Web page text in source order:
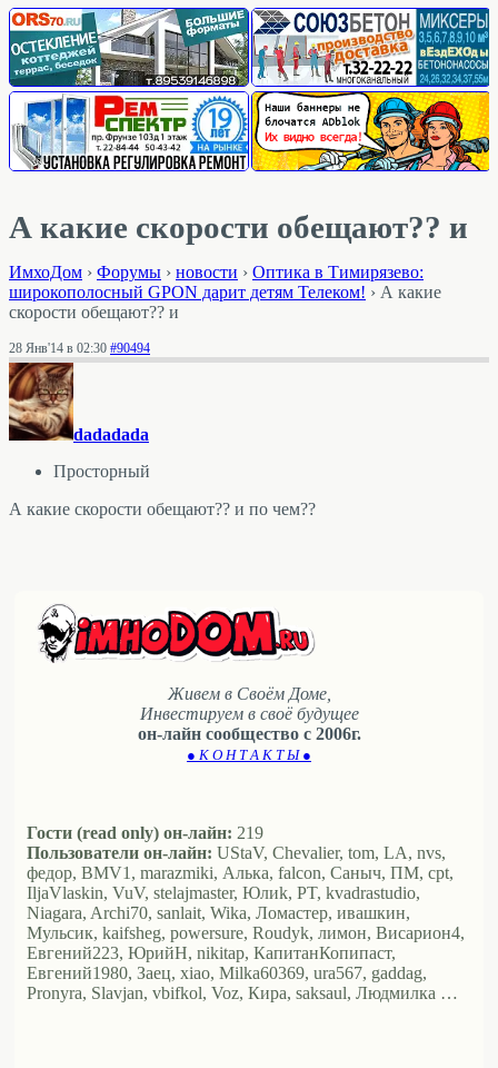
А какие скорости обещают?? и
ИмхоДом › Форумы › новости › Оптика в Тимирязево:
широкополосный GPON дарит детям Телеком! › А какие
скорости обещают?? и
28 Янв'14 в 02:30 #90494
dadadada
Просторный
А какие скорости обещают?? и по чем??
Живем в Своём Доме,
Инвестируем в своё будущее
он-лайн сообщество с 2006г.
● К О Н Т А К Т Ы ●
Гости (read only) он-лайн: 219
Пользователи он-лайн: UStaV, Chevalier, tom, LA, nvs,
федор, BMV1, marazmiki, Алька, falcon, Саныч, ПМ, cpt,
IljaVlaskin, VuV, stelajmaster, Юлиk, PT, kvadrastudio,
Niagara, Archi70, sanlait, Wika, Ломастер, ивашкин,
Мульсик, kaifsheg, powersure, Roudyk, лимон, Висариoн4,
Евгений223, ЮрийН, nikitap, КапитанКопипаст,
Евгений1980, Заец, xiao, Milka60369, ura567, gaddag,
Pronyra, Slavjan, vbifkol, Voz, Кира, saksaul, Людмилка …